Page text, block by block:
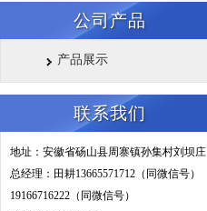
公司产品
产品展示
联系我们
地址：安徽省砀山县周寨镇孙集村刘坝庄
总经理：田耕13665571712（同微信号）
19166716222（同微信号）